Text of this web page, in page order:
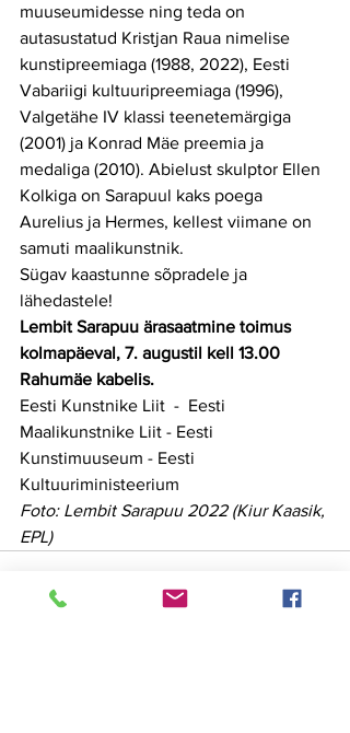
muuseumidesse ning teda on
autasustatud Kristjan Raua nimelise
kunstipreemiaga (1988, 2022), Eesti
Vabariigi kultuuripreemiaga (1996),
Valgetähe IV klassi teenetemärgiga
(2001) ja Konrad Mäe preemia ja
medaliga (2010). Abielust skulptor Ellen
Kolkiga on Sarapuul kaks poega
Aurelius ja Hermes, kellest viimane on
samuti maalikunstnik.
Sügav kaastunne sõpradele ja
lähedastele!
Lembit Sarapuu ärasaatmine toimus
kolmapäeval, 7. augustil kell 13.00
Rahumäe kabelis.
Eesti Kunstnike Liit  -  Eesti
Maalikunstnike Liit - Eesti
Kunstimuuseum - Eesti
Kultuuriministeerium
Foto: Lembit Sarapuu 2022 (Kiur Kaasik,
EPL)